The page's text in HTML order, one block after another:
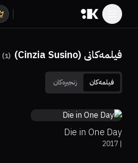
فیلمەکانی (Cinzia Susino) (
1
)
فیلمەکان زنجیرەکان
Die in One Day
|
2017